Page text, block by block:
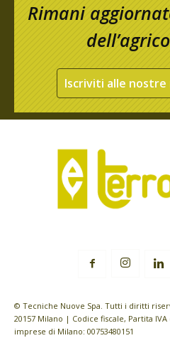
Rimani
Iscriviti alle
© Tecniche Nuove Spa. Tutti i diritti
20157 Milano | Codice fiscale, Partita
imprese di Milano: 00753480151